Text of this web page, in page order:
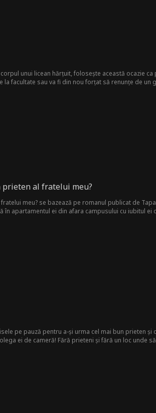
unui licean hărțuit, folosește această ocazie
facultate sau va fi din nou forțat să renunțe de un
prieten al fratelui meu?
meu? se bazează pe romanul publicat de
în apartamentul ei din afara campusului cu iubitul
pe pauză pentru a-și urma cel mai bun prieten
ei de cameră! Fără prieteni și fără un loc unde